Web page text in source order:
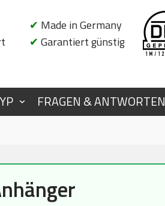
✔ Made in Germany
✔ Garantiert günstig
FRAGEN & ANTWORTEN